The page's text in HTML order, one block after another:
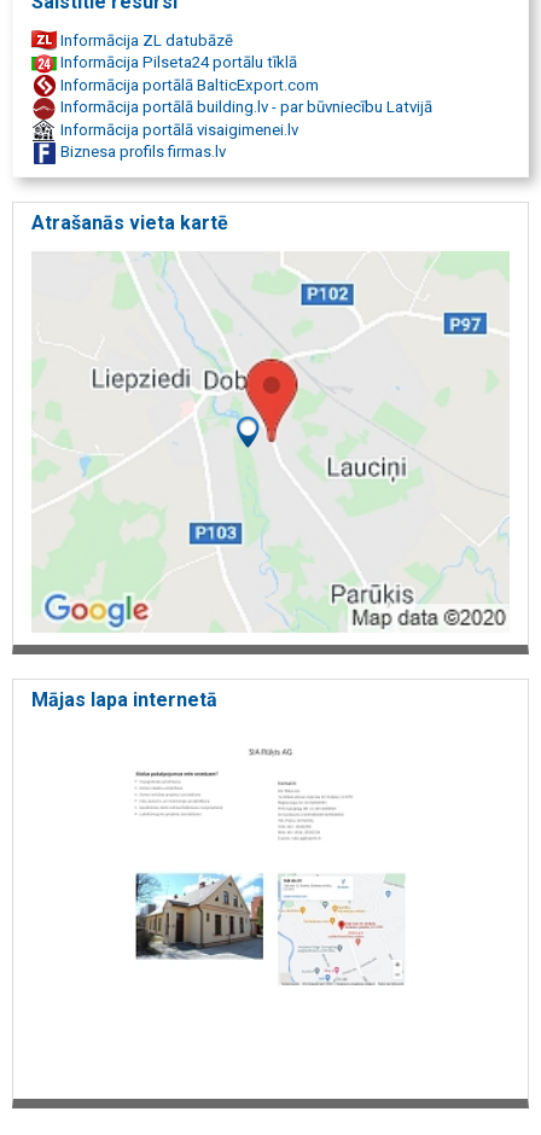
kartes, topogrāfiskie un zemes ierīcības darbi, trases nospraušana,
uzmērīšana, zemes ierīcības projekti, zemes ierīkošana, zemes
kadastrālā uzmērīšana, zemes mērniecība, mērnieki, zemes robežu
uzmērīšana, transformācija.
Informācija ZL datubāzē
Informācija Pilseta24 portālu tīklā
Informācija portālā BalticExport.com
Informācija portālā building.lv - par būvniecību Latvijā
Informācija portālā visaigimenei.lv
Biznesa profils firmas.lv
Atrašanās vieta kartē
Mājas lapa internetā